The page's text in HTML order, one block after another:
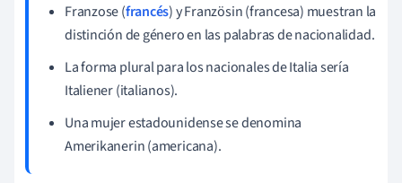
Franzose (francés) y Französin (francesa) muestran la
distinción de género en las palabras de nacionalidad.
La forma plural para los nacionales de Italia sería
Italiener (italianos).
Una mujer estadounidense se denomina
Amerikanerin (americana).